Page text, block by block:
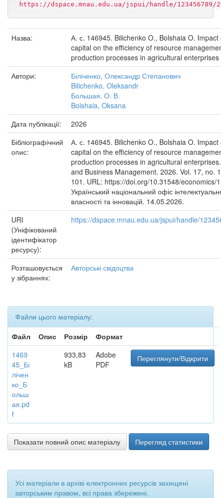
https://dspace.mnau.edu.ua/jspui/handle/123456789/
Назва:
А. с. 146945. Bilichenko O., Bolshaia O.
capital on the efficiency of resource
production processes in agricultural enterprises
Автори:
Біліченко, Олександр Степанович
Bilichenko, Oleksandr
Большая, О. В.
Bolshaia, Oksana
Дата публікації:
2026
Бібліографічний
опис:
А. с. 146945. Bilichenko O., Bolshaia O.
capital on the efficiency of resource
production processes in agricultural
and Business Management. 2026. Vol. 17, no.
101. URL: https://doi.org/10.31548/economics/
Український національний офіс
власності та інновацій. 14.05.2026.
URI
(Уніфікований
ідентифікатор
ресурсу):
https://dspace.mnau.edu.ua/jspui/handle/
Розташовується
у зібраннях:
Авторські свідоцтва
Файли цього матеріалу:
Файл
Опис Розмір
Формат
1469
45_Бі
лічен
ко_Б
ольш
ая.pd
f
933,83
kB
Adobe
PDF
Переглянути/Відкрити
Показати повний опис матеріалу Перегляд статистики
Усі матеріали в архіві електронних ресурсів захищені
авторським правом, всі права збережені.